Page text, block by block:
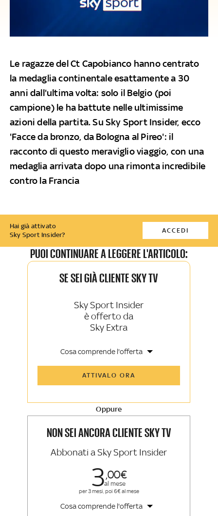
Le ragazze del Ct Capobianco hanno centrato
la medaglia continentale esattamente a 30
anni dall'ultima volta: solo il Belgio (poi
campione) le ha battute nelle ultimissime
azioni della partita. Su Sky Sport Insider, ecco
'Facce da bronzo, da Bologna al Pireo': il
racconto di questo meraviglio viaggio, con una
medaglia arrivata dopo una rimonta incredibile
contro la Francia
Hai già attivato
Sky Sport Insider?
ACCEDI
PUOI CONTINUARE A LEGGERE L'ARTICOLO:
SE SEI GIÀ CLIENTE SKY TV
Sky Sport Insider
è offerto da
Sky Extra
Cosa comprende l'offerta
Sky TG24 Insider
Sport e Sky TG24
La newsletter esclusiva di Sky Sport
ATTIVALO ORA
Oppure
NON SEI ANCORA CLIENTE SKY TV
Abbonati a Sky Sport Insider
300
al mese
per 3 mesi, poi 6€ al mese
Cosa comprende l'offerta